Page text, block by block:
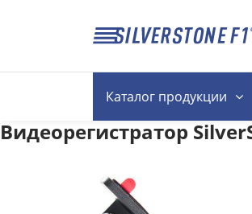
Каталогпродукции
Видеорегистратор